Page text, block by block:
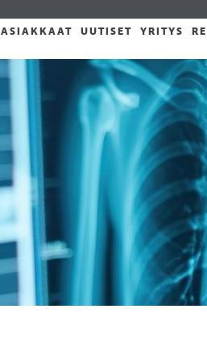
ASIAKKAAT UUTISET YRITYS